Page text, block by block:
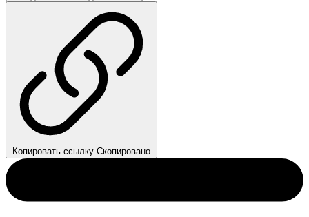
Копировать ссылку Скопировано